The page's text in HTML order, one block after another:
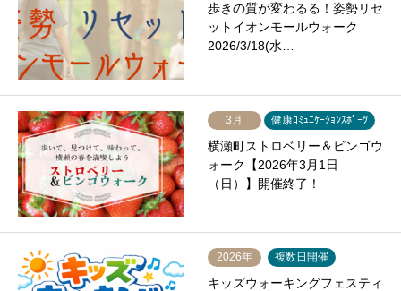
歩きの質が変わるる！姿勢リセ
ットイオンモールウォーク
2026/3/18(水…
3月 健康ｺﾐｭﾆｹｰｼｮﾝｽﾎﾟｰﾂ
横瀬町ストロベリー＆ビンゴウ
ォーク【2026年3月1日
（日）】開催終了！
2026年 複数日開催
キッズウォーキングフェスティ